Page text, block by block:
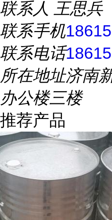
联系人 王思兵
联系手机
联系电话
所在地址济南
办公楼三楼
推荐产品